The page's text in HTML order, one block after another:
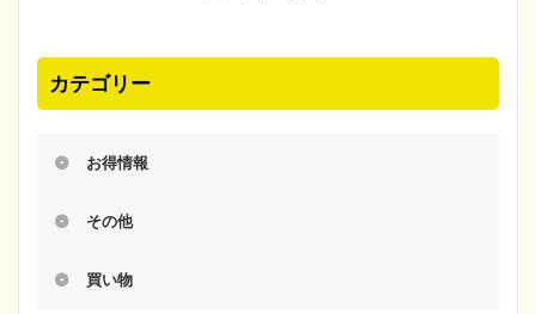
カテゴリー
お得情報
その他
買い物